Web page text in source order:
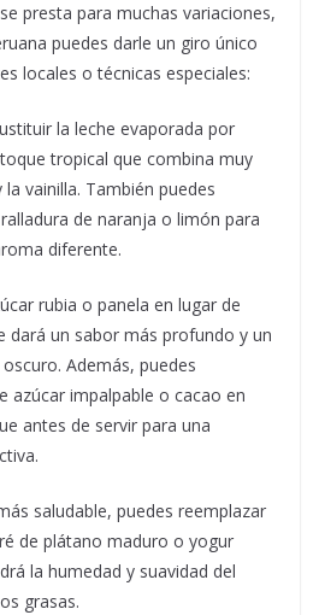
presta para muchas variaciones,
puedes darle un giro único
locales o técnicas especiales:
la leche evaporada por
tropical que combina muy
vainilla. También puedes
de naranja o limón para
diferente.
rubia o panela en lugar de
dará un sabor más profundo y un
Además, puedes
azúcar impalpable o cacao en
antes de servir para una
saludable, puedes reemplazar
de plátano maduro o yogur
la humedad y suavidad del
grasas.